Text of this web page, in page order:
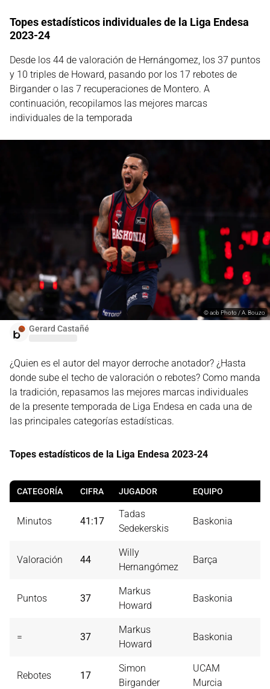
Topes estadísticos individuales de la Liga Endesa
2023-24
Desde los 44 de valoración de Hernángomez, los 37 puntos
y 10 triples de Howard, pasando por los 17 rebotes de
Birgander o las 7 recuperaciones de Montero. A
continuación, recopilamos las mejores marcas
individuales de la temporada
Gerard Castañé
©acb Photo / A. Bouzo
¿Quien es el autor del mayor derroche anotador? ¿Hasta
donde sube el techo de valoración o rebotes? Como manda
la tradición, repasamos las mejores marcas individuales
de la presente temporada de Liga Endesa en cada una de
las principales categorías estadísticas.
Topes estadísticos de la Liga Endesa 2023-24
CATEGORÍA CIFRA JUGADOR EQUIPO
Minutos 41:17
Tadas
Sedekerskis
Baskonia
Valoración 44
Willy
Hernangómez
Barça
Puntos 37
Markus
Howard
Baskonia
= 37
Markus
Howard
Baskonia
Rebotes 17
Simon
Birgander
UCAM
Murcia